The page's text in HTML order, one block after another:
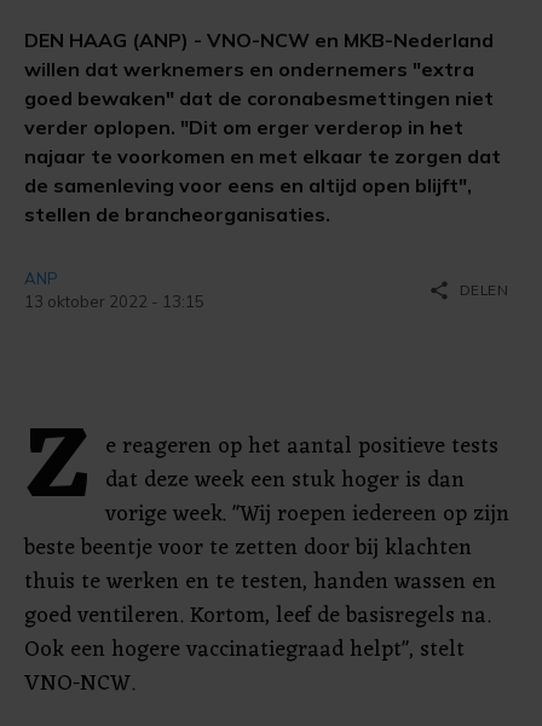
DEN HAAG (ANP) - VNO-NCW en MKB-Nederland
willen dat werknemers en ondernemers "extra
goed bewaken" dat de coronabesmettingen niet
verder oplopen. "Dit om erger verderop in het
najaar te voorkomen en met elkaar te zorgen dat
de samenleving voor eens en altijd open blijft",
stellen de brancheorganisaties.
ANP
13 oktober 2022 - 13:15
share DELEN
Z e reageren op het aantal positieve tests
dat deze week een stuk hoger is dan
vorige week. "Wij roepen iedereen op zijn
beste beentje voor te zetten door bij klachten
thuis te werken en te testen, handen wassen en
goed ventileren. Kortom, leef de basisregels na.
Ook een hogere vaccinatiegraad helpt", stelt
VNO-NCW.